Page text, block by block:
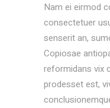
Nam ei eirmod
consectetuer
senserit an,
Copiosae
reformidans vix
prodesset est,